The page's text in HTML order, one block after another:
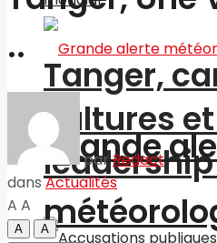
Tanger,
cultures
Grande
..
par Redact
dans Actualités
A A
A
A